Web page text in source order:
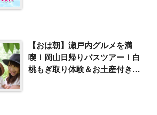
【おは朝】瀬戸内グルメを満
喫！岡山日帰りバスツアー！白
桃もぎ取り体験＆お土産付き